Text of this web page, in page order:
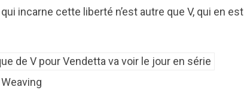
incarne cette liberté n’est autre que V, qui en est